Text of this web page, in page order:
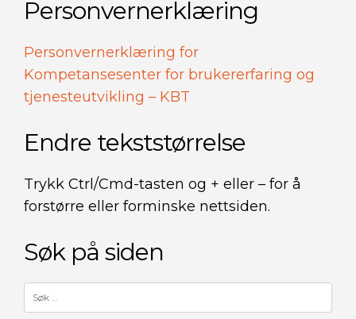
Personvernerklæring
Personvernerklæring for
Kompetansesenter for brukererfaring og
tjenesteutvikling – KBT
Endre tekststørrelse
Trykk Ctrl/Cmd-tasten og + eller – for å
forstørre eller forminske nettsiden.
Søk på siden
etter: